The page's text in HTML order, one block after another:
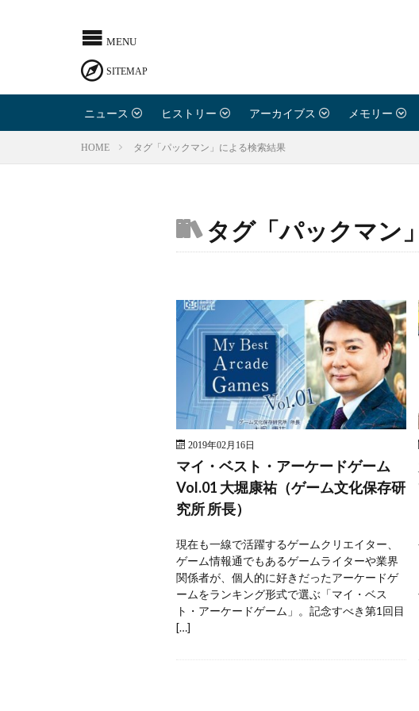
お問い合わせ
ライター紹介
ニュース ヒストリー アーカイブス メモリー
HOME タグ「パックマン」による検索結果
タグ「パックマン
2019年02月16日
マイ・ベスト・アーケードゲーム
Vol.01 大堀康祐（ゲーム文化保存研
究所 所長）
現在も一線で活躍するゲームクリエイター、
ゲーム情報通でもあるゲームライターや業界
関係者が、個人的に好きだったアーケードゲ
ームをランキング形式で選ぶ「マイ・ベス
ト・アーケードゲーム」。記念すべき第1回目
[…]